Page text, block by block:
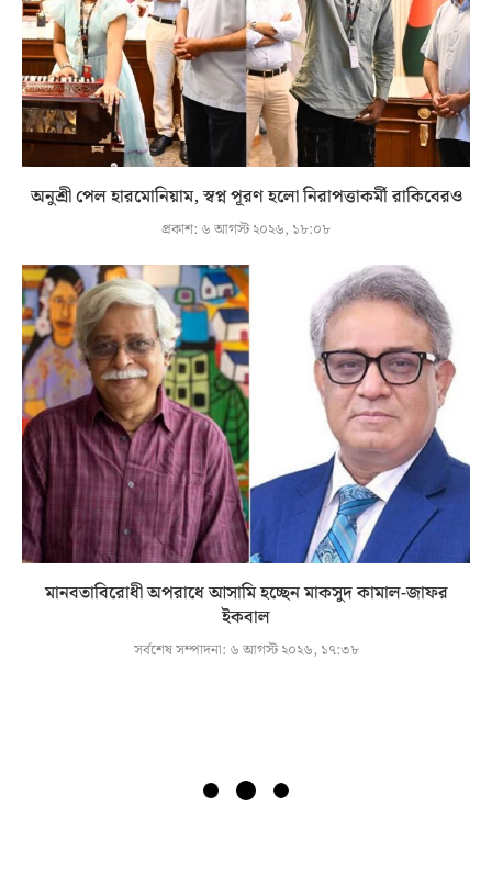
অনুশ্রী পেল হারমোনিয়াম, স্বপ্ন পূরণ হলো নিরাপত্তাকর্মী রাকিবেরও
প্রকাশ: ৬ আগস্ট ২০২৬, ১৮:০৮
মানবতাবিরোধী অপরাধে আসামি হচ্ছেন মাকসুদ কামাল-জাফর
ইকবাল
সর্বশেষ সম্পাদনা: ৬ আগস্ট ২০২৬, ১৭:৩৮